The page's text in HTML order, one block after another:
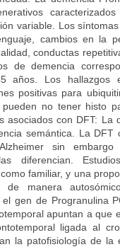
variable. Los
cambios en la
conductas
de demencia
años. Los hallazgos
positivas para
no tener histo
asociados con DFT: La
semántica. La DFT
sin embargo
diferencian.
familiar, y una
manera
gen de Progranulina
apuntan a que
ligada al
la patofisiología de la